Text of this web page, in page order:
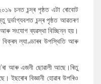
চনত চন্দ্ৰ পৃষ্ঠত এটা ৰোবোট
দুৰ্ভাগ্যবশত চন্দ্ৰ পৃষ্ঠত আৱতৰণ
আৰু সংযোগ ব্যৱস্থা বিচ্ছিন্ন হয়।
বিক্ৰম ল্যাণ্ডাৰৰ উপস্থিতি আৰু
’ৰা আৰু এজনী ছোৱালী আছে।ৰিতু
ইছৰোৰ বিজ্ঞানী হোৱাৰ উপৰিও